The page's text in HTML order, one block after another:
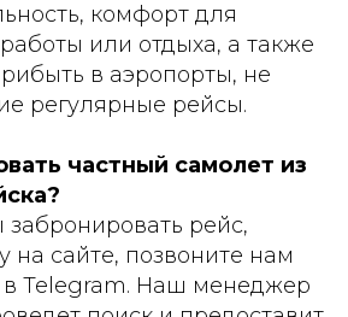
комфорт для
или отдыха, а также
в аэропорты, не
регулярные рейсы.
частный самолет из
забронировать рейс,
на сайте, позвоните нам
Telegram. Наш менеджер